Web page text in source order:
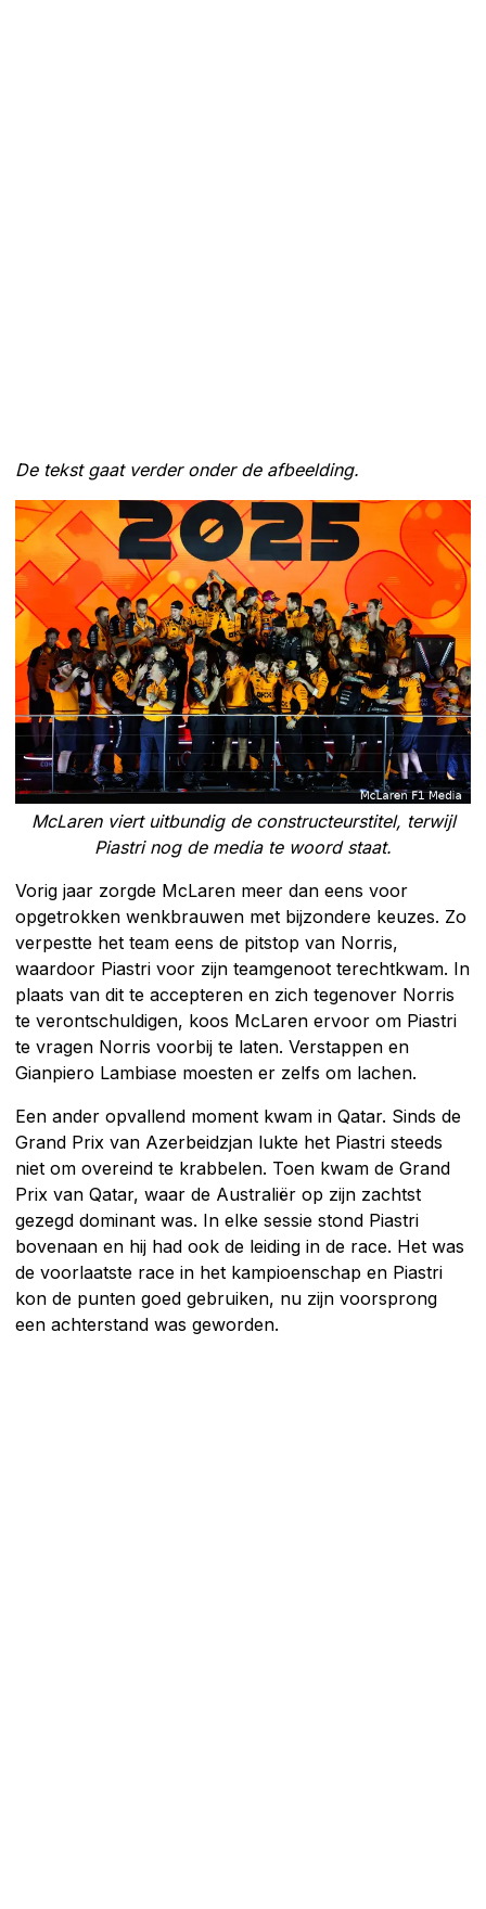
De tekst gaat verder onder de afbeelding.
McLaren viert uitbundig de constructeurstitel, terwijl
Piastri nog de media te woord staat.
Vorig jaar zorgde McLaren meer dan eens voor
opgetrokken wenkbrauwen met bijzondere keuzes. Zo
verpestte het team eens de pitstop van Norris,
waardoor Piastri voor zijn teamgenoot terechtkwam. In
plaats van dit te accepteren en zich tegenover Norris
te verontschuldigen, koos McLaren ervoor om Piastri
te vragen Norris voorbij te laten. Verstappen en
Gianpiero Lambiase moesten er zelfs om lachen.
Een ander opvallend moment kwam in Qatar. Sinds de
Grand Prix van Azerbeidzjan lukte het Piastri steeds
niet om overeind te krabbelen. Toen kwam de Grand
Prix van Qatar, waar de Australiër op zijn zachtst
gezegd dominant was. In elke sessie stond Piastri
bovenaan en hij had ook de leiding in de race. Het was
de voorlaatste race in het kampioenschap en Piastri
kon de punten goed gebruiken, nu zijn voorsprong
een achterstand was geworden.